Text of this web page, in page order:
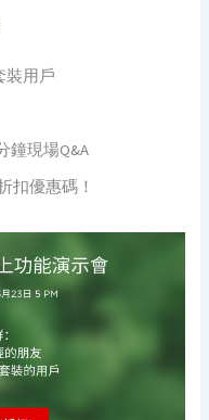
裝用戶
鐘現場Q&A
扣優惠碼！